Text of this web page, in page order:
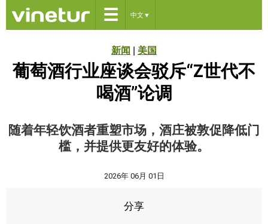
☰ 中文 ▼
新闻 美国
葡萄酒行业座谈会驳斥“Z世代不
喝酒”论调
随着年轻饮酒者重塑市场，酒庄被敦促降低门
槛，并提供更友好的体验。
2026年 06月 01日
分享